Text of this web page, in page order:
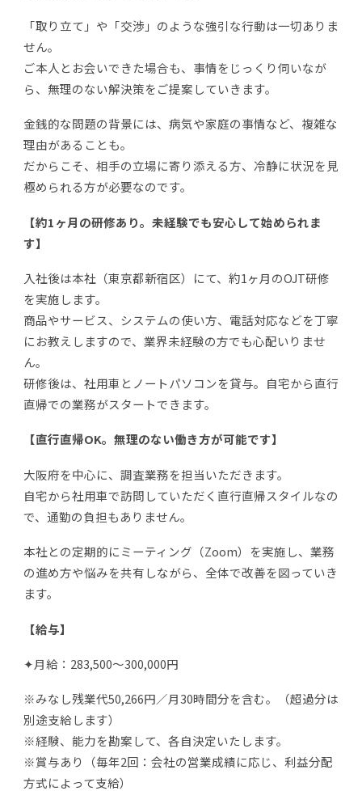
「取り立て」や「交渉」のような強引な行動は一切ありま
せん。
ご本人とお会いできた場合も、事情をじっくり伺いなが
ら、無理のない解決策をご提案していきます。
金銭的な問題の背景には、病気や家庭の事情など、複雑な
理由があることも。
だからこそ、相手の立場に寄り添える方、冷静に状況を見
極められる方が必要なのです。
【約1ヶ月の研修あり。未経験でも安心して始められま
す】
入社後は本社（東京都新宿区）にて、約1ヶ月のOJT研修
を実施します。
商品やサービス、システムの使い方、電話対応などを丁寧
にお教えしますので、業界未経験の方でも心配いりませ
ん。
研修後は、社用車とノートパソコンを貸与。自宅から直行
直帰での業務がスタートできます。
【直行直帰OK。無理のない働き方が可能です】
大阪府を中心に、調査業務を担当いただきます。
自宅から社用車で訪問していただく直行直帰スタイルなの
で、通勤の負担もありません。
本社との定期的にミーティング（Zoom）を実施し、業務
の進め方や悩みを共有しながら、全体で改善を図っていき
ます。
【給与】
✦月給：283,500～300,000円
※みなし残業代50,266円／月30時間分を含む。（超過分は
別途支給します）
※経験、能力を勘案して、各自決定いたします。
※賞与あり（毎年2回：会社の営業成績に応じ、利益分配
方式によって支給）